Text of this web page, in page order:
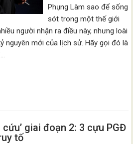
Phụng Làm sao để sống
sót trong một thế giới
người nhận ra điều này, nhưng loài
nguyên mới của lịch sử. Hãy gọi đó là
cứu’ giai đoạn 2: 3 cựu PGĐ
tố